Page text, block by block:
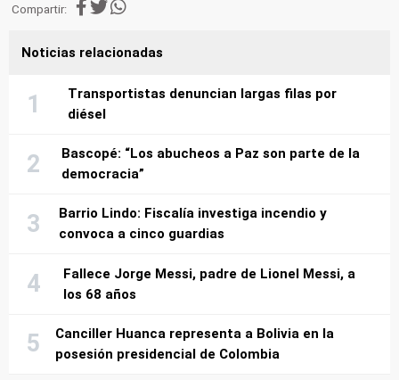
Compartir:
Noticias relacionadas
Transportistas denuncian largas filas por
diésel
Bascopé: “Los abucheos a Paz son parte de la
democracia”
Barrio Lindo: Fiscalía investiga incendio y
convoca a cinco guardias
Fallece Jorge Messi, padre de Lionel Messi, a
los 68 años
Canciller Huanca representa a Bolivia en la
posesión presidencial de Colombia